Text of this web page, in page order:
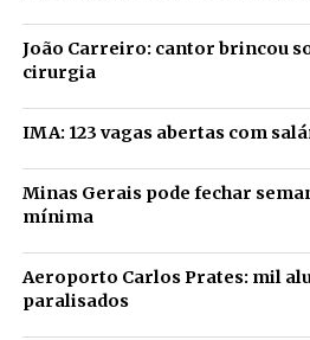
João Carreiro: cantor brincou
cirurgia
IMA: 123 vagas abertas com
Minas Gerais pode fechar
mínima
Aeroporto Carlos Prates: mil
paralisados